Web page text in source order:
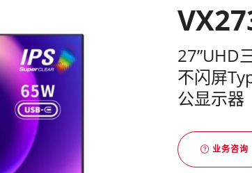
27”UHD
不闪屏
公显示器
业务咨询